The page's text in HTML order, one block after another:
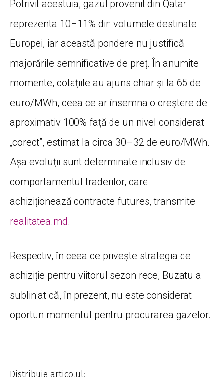
Potrivit acestuia, gazul provenit din Qatar
reprezenta 10–11% din volumele destinate
Europei, iar această pondere nu justifică
majorările semnificative de preț. În anumite
momente, cotațiile au ajuns chiar și la 65 de
euro/MWh, ceea ce ar însemna o creștere de
aproximativ 100% față de un nivel considerat
„corect”, estimat la circa 30–32 de euro/MWh.
Așa evoluții sunt determinate inclusiv de
comportamentul traderilor, care
achiziționează contracte futures, transmite
realitatea.md.
Respectiv, în ceea ce privește strategia de
achiziție pentru viitorul sezon rece, Buzatu a
subliniat că, în prezent, nu este considerat
oportun momentul pentru procurarea gazelor.
Distribuie articolul: